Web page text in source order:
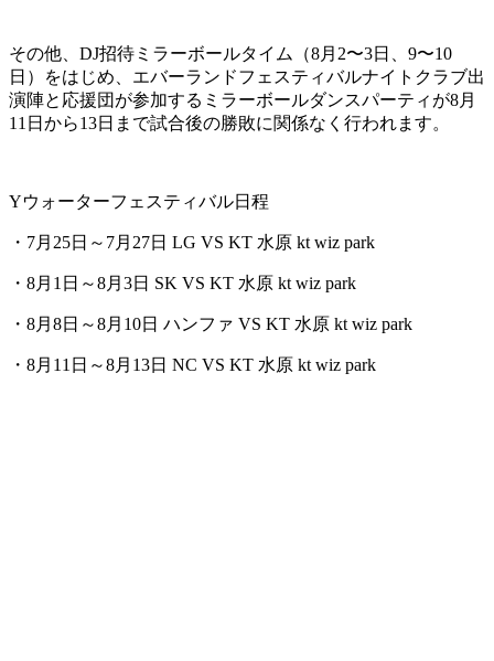
その他、DJ招待ミラーボールタイム（8月2〜3日、9〜10
日）をはじめ、エバーランドフェスティバルナイトクラブ出
演陣と応援団が参加するミラーボールダンスパーティが8月
11日から13日まで試合後の勝敗に関係なく行われます。
Yウォーターフェスティバル日程
・7月25日～ 7月27日 LG VS KT 水原 kt wiz park
・8月1日～8月3日 SK VS KT 水原 kt wiz park
・8月8日～8月10日 ハンファ VS KT 水原 kt wiz park
・8月11日～8月13日 NC VS KT 水原 kt wiz park